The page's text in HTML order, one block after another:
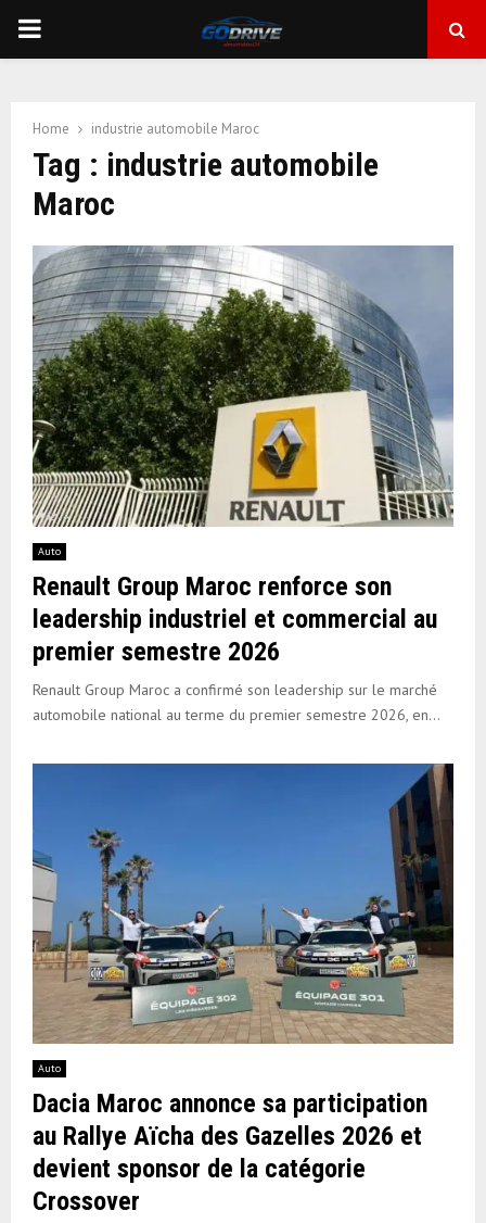
PRIMARY
Home industrie automobile Maroc
Tag : industrie automobile
Maroc
Auto
Renault Group Maroc renforce son
leadership industriel et commercial au
premier semestre 2026
Renault Group Maroc a confirmé son leadership sur le marché
automobile national au terme du premier semestre 2026, en...
Auto
Dacia Maroc annonce sa participation
au Rallye Aïcha des Gazelles 2026 et
devient sponsor de la catégorie
Crossover